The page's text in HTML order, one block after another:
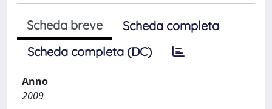
Scheda breve
Scheda completa
Scheda completa (DC)
Anno
2009